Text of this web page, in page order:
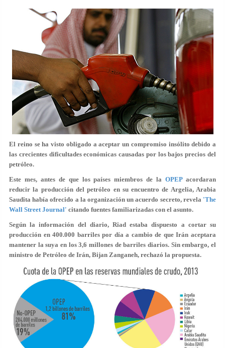
El reino se ha visto obligado a aceptar un compromiso insólito debido a
las crecientes dificultades económicas causadas por los bajos precios del
petróleo.
Este mes, antes de que los países miembros de laOPEPacordaran
reducir la producción del petróleo en su encuentro de Argelia, Arabia
Saudita había ofrecido a la organización un acuerdo secreto, revela 'The
Wall Street Journal' citando fuentes familiarizadas con el asunto.
Según la información del diario, Riad estaba dispuesto a cortar su
producción en 400.000 barriles por día a cambio de que Irán aceptara
mantener la suya en los 3,6 millones de barriles diarios. Sin embargo, el
ministro de Petróleo de Irán, Bijan Zanganeh, rechazó la propuesta.